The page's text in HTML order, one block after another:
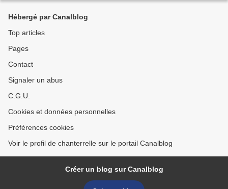
Hébergé par Canalblog
Top articles
Pages
Contact
Signaler un abus
C.G.U.
Cookies et données personnelles
Préférences cookies
Voir le profil de chanterrelle sur le portail Canalblog
Créer un blog sur Canalblog